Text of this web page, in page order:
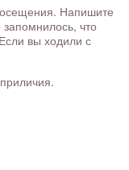
Напишите
что
вы ходили с